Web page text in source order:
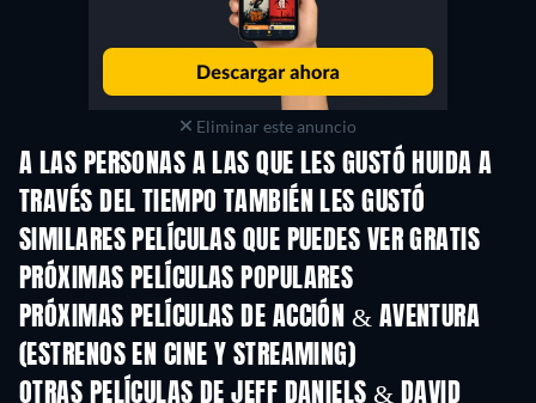
Eliminar este anuncio
A LAS PERSONAS A LAS QUE LES GUSTÓ HUIDA A
TRAVÉS DEL TIEMPO TAMBIÉN LES GUSTÓ
SIMILARES PELÍCULAS QUE PUEDES VER GRATIS
PRÓXIMAS PELÍCULAS POPULARES
PRÓXIMAS PELÍCULAS DE ACCIÓN & AVENTURA
(ESTRENOS EN CINE Y STREAMING)
OTRAS PELÍCULAS DE JEFF DANIELS & DAVID